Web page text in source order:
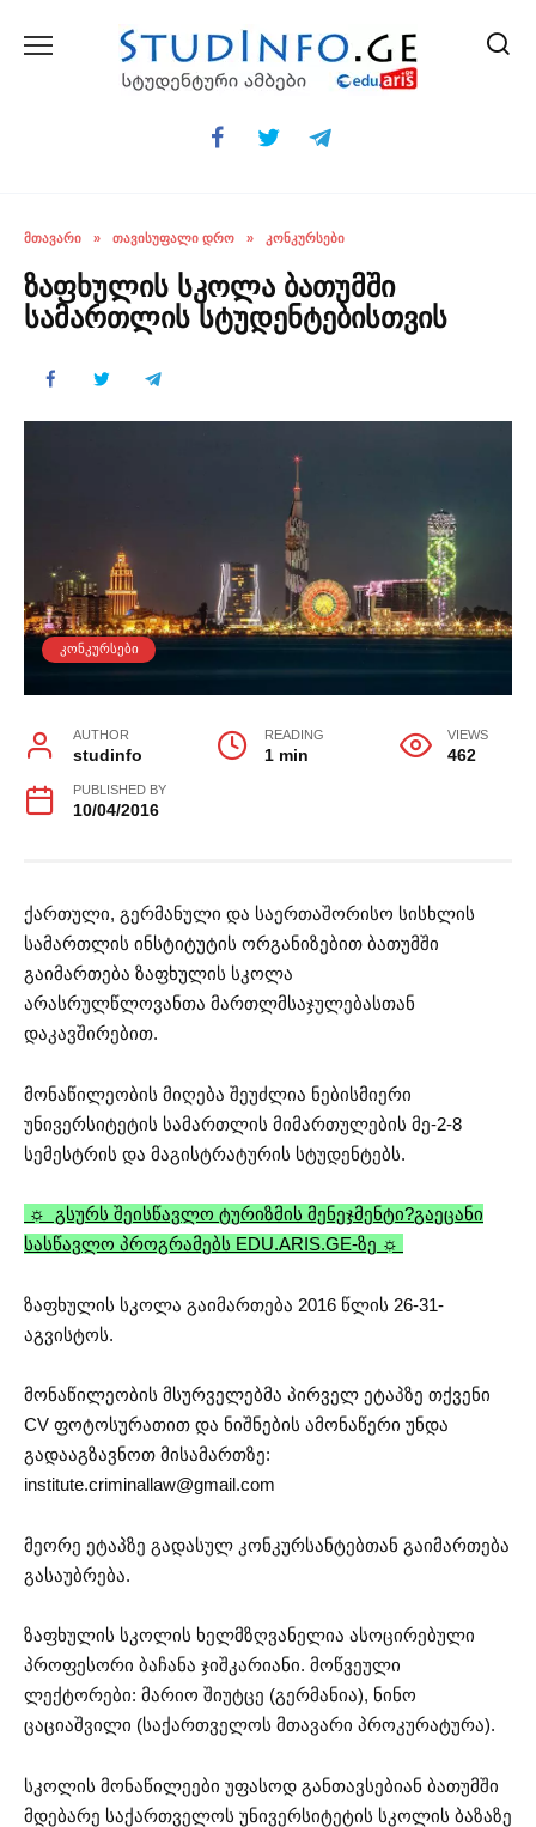
ᲛᲗᲐᲕᲐᲠᲘ » ᲗᲐᲕᲘᲡᲣᲤᲐᲚᲘ ᲓᲠᲝ » ᲙᲝᲜᲙᲣᲠᲡᲔᲑᲘ
ზაფხულის სკოლა ბათუმში
სამართლის სტუდენტებისთვის
ᲙᲝᲜᲙᲣᲠᲡᲔᲑᲘ
AUTHOR
studinfo
READING
1 min
VIEWS
462
PUBLISHED BY
10/04/2016
ქართული, გერმანული და საერთაშორისო სისხლის
სამართლის ინსტიტუტის ორგანიზებით ბათუმში
გაიმართება ზაფხულის სკოლა
არასრულწლოვანთა მართლმსაჯულებასთან
დაკავშირებით.
მონაწილეობის მიღება შეუძლია ნებისმიერი
უნივერსიტეტის სამართლის მიმართულების მე-2-8
სემესტრის და მაგისტრატურის სტუდენტებს.
☼ გსურს შეისწავლო ტურიზმის მენეჯმენტი?გაეცანი
სასწავლო პროგრამებს EDU.ARIS.GE-ზე ☼
ზაფხულის სკოლა გაიმართება 2016 წლის 26-31-
აგვისტოს.
მონაწილეობის მსურველებმა პირველ ეტაპზე თქვენი
CV ფოტოსურათით და ნიშნების ამონაწერი უნდა
გადააგზავნოთ მისამართზე:
institute.criminallaw@gmail.com
მეორე ეტაპზე გადასულ კონკურსანტებთან გაიმართება
გასაუბრება.
ზაფხულის სკოლის ხელმზღვანელია ასოცირებული
პროფესორი ბაჩანა ჯიშკარიანი. მოწვეული
ლექტორები: მარიო შიუტცე (გერმანია), ნინო
ცაციაშვილი (საქართველოს მთავარი პროკურატურა).
სკოლის მონაწილეები უფასოდ განთავსებიან ბათუმში
მდებარე საქართველოს უნივერსიტეტის სკოლის ბაზაზე